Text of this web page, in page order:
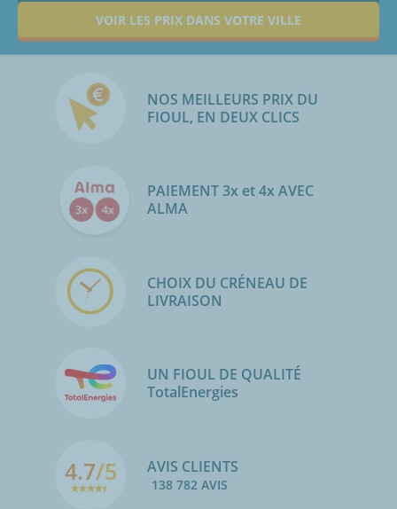
VOIR LES PRIX DANS VOTRE VILLE
NOS MEILLEURS PRIX DU
FIOUL, EN DEUX CLICS
PAIEMENT 3x et 4x AVEC
ALMA
CHOIX DU CRÉNEAU DE
LIVRAISON
UN FIOUL DE QUALITÉ
TotalEnergies
4.7/5 AVIS CLIENTS
138 782 AVIS